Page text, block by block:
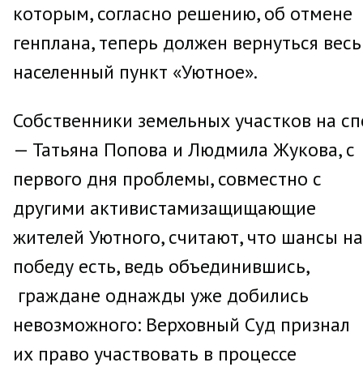
которым, согласно решению, об отмене
генплана, теперь должен вернуться весь
населенный пункт «Уютное».
Собственники земельных участков на
— Татьяна Попова и Людмила Жукова, с
первого дня проблемы, совместно с
другими активистамизащищающие
жителей Уютного, считают, что шансы на
победу есть, ведь объединившись,
граждане однажды уже добились
невозможного: Верховный Суд признал
их право участвовать в процессе